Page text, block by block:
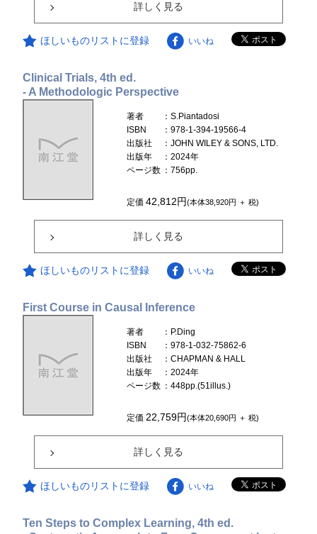
詳しく見る
ほしいものリストに登録 いいね
Clinical Trials, 4th ed.
- A Methodologic Perspective
著者
：S.Piantadosi
ISBN
：978-1-394-19566-4
出版社
：JOHN WILEY & SONS, LTD.
出版年
：2024年
ページ数 ：756pp.
定価42,812円(本体38,920円 ＋ 税)
詳しく見る
ほしいものリストに登録 いいね
First Course in Causal Inference
著者
：P.Ding
ISBN
：978-1-032-75862-6
出版社
：CHAPMAN & HALL
出版年
：2024年
ページ数 ：448pp.(51illus.)
定価22,759円(本体20,690円 ＋ 税)
詳しく見る
ほしいものリストに登録 いいね
Ten Steps to Complex Learning, 4th ed.